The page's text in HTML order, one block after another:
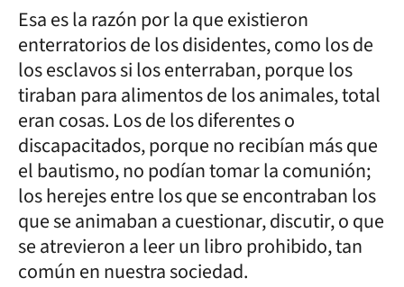
Esa es la razón por la que existieron
enterratorios de los disidentes, como los de
los esclavos si los enterraban, porque los
tiraban para alimentos de los animales, total
eran cosas. Los de los diferentes o
discapacitados, porque no recibían más que
el bautismo, no podían tomar la comunión;
los herejes entre los que se encontraban los
que se animaban a cuestionar, discutir, o que
se atrevieron a leer un libro prohibido, tan
común en nuestra sociedad.